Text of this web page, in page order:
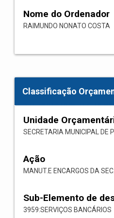
Nome do Ordenador
RAIMUNDO NONATO COSTA
Classificação
Unidade
SECRETARIA MUNICIPAL DE
Ação
MANUT.E ENCARGOS DA
Sub-Elemento de
3959:SERVIÇOS BANCÁRIOS